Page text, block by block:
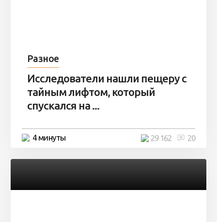
Разное
Исследователи нашли пещеру с
тайным лифтом, который
спускался на ...
4 минуты 20
29 162